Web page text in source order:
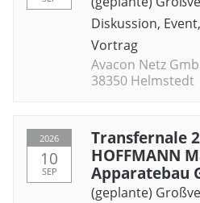
Diskussion, Event,
Vortrag
Avacon Netz
38350 Helmstedt
2026
10
SEP
Transfernale
HOFFMANN
Apparatebau
(geplante)